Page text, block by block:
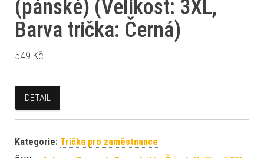
(pánské) (Velikost: 3XL,
Barva trička: Černá)
549 Kč
DETAIL
Kategorie: Trička pro zaměstnance